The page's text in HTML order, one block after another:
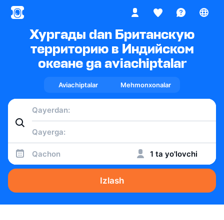
Хургады dan Британскую
территорию в Индийском
океане ga aviachiptalar
Aviachiptalar Mehmonxonalar
Qachon 1 ta yo'lovchi
Izlash